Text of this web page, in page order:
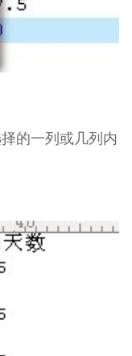
的一列或几列内